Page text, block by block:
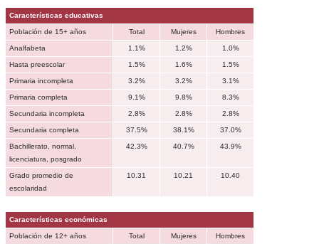
Características educativas
Población de 15+ años Total Mujeres Hombres
Analfabeta 1.1% 1.2% 1.0%
Hasta preescolar 1.5% 1.6% 1.5%
Primaria incompleta 3.2% 3.2% 3.1%
Primaria completa 9.1% 9.8% 8.3%
Secundaria incompleta 2.8% 2.8% 2.8%
Secundaria completa 37.5% 38.1% 37.0%
Bachillerato, normal,
licenciatura, posgrado
42.3% 40.7% 43.9%
Grado promedio de
escolaridad
10.31 10.21 10.40
Características económicas
Población de 12+ años Total Mujeres Hombres